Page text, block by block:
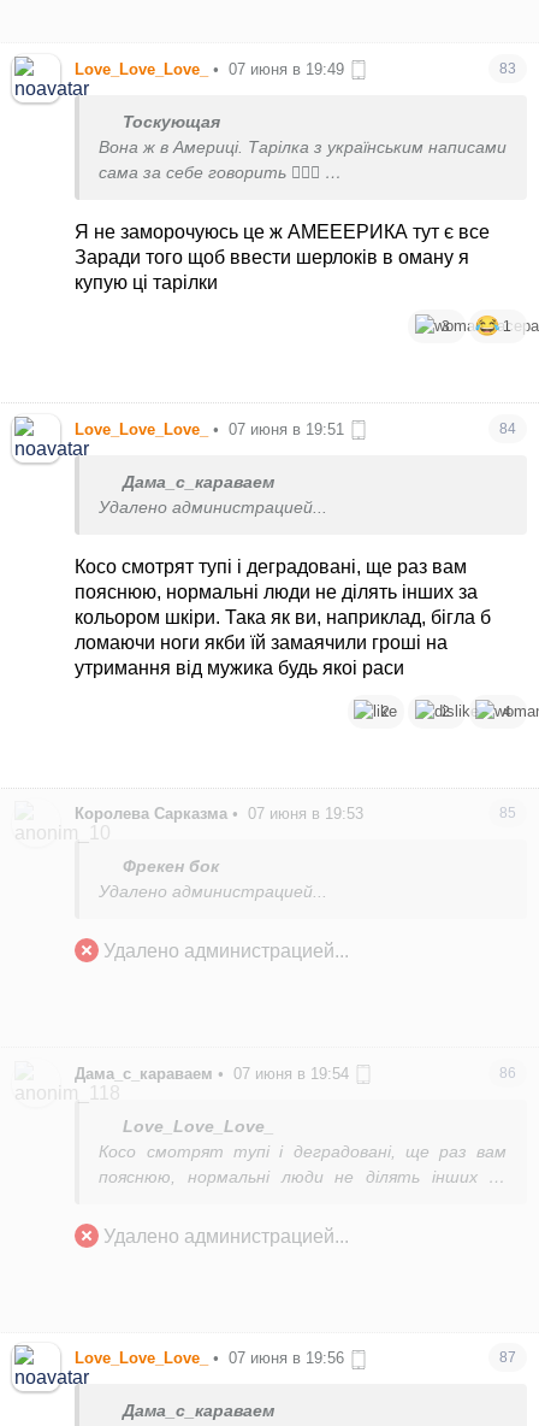
Love_Love_Love_ • 07 июня в 19:49 83
Тоскующая
Вона ж в Америці. Тарілка з українським написами
сама за себе говорить 🤦🏼‍♀️
Я не заморочуюсь це ж АМЕЕЕРИКА тут є все
Заради того щоб ввести шерлоків в оману я
купую ці тарілки
3 1
Love_Love_Love_ • 07 июня в 19:51 84
Дама_с_караваем
Удалено администрацией...
Косо смотрят тупі і деградовані, ще раз вам
пояснюю, нормальні люди не ділять інших за
кольором шкіри. Така як ви, наприклад, бігла б
ломаючи ноги якби їй замаячили гроші на
утримання від мужика будь якоі раси
2 2 4
Королева Сарказма • 07 июня в 19:53 85
Фрекен бок
Удалено администрацией...
Удалено администрацией...
Дама_с_караваем • 07 июня в 19:54 86
Love_Love_Love_
Косо смотрят тупі і деградовані, ще раз вам
пояснюю, нормальні люди не ділять інших за
ломаючи ноги якби їй замаячили гроші на
Удалено администрацией...
Love_Love_Love_ • 07 июня в 19:56 87
Дама_с_караваем